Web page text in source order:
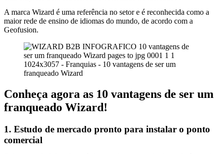
A marca Wizard é uma referência no setor e é reconhecida como a
maior rede de ensino de idiomas do mundo, de acordo com a
Geofusion.
Conheça agora as 10 vantagens de ser um
franqueado Wizard!
1. Estudo de mercado pronto para instalar o ponto
comercial